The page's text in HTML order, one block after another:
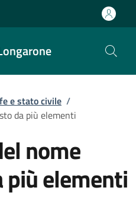
e stato civile /
da più elementi
nome
più elementi